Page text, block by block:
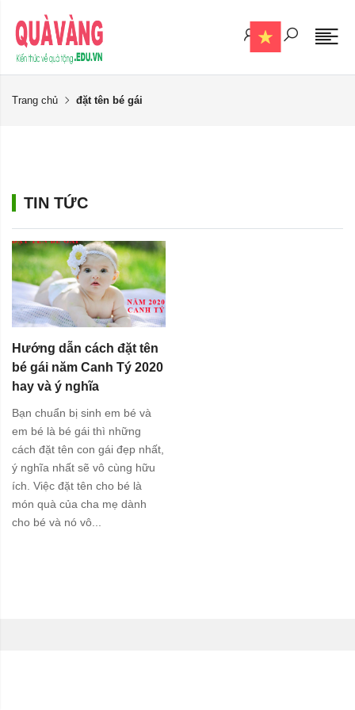
Trang chủ đặt tên bé gái
TIN TỨC
Hướng dẫn cách đặt tên
bé gái năm Canh Tý 2020
hay và ý nghĩa
Bạn chuẩn bị sinh em bé và
em bé là bé gái thì những
cách đặt tên con gái đẹp nhất,
ý nghĩa nhất sẽ vô cùng hữu
ích. Việc đặt tên cho bé là
món quà của cha mẹ dành
cho bé và nó vô...